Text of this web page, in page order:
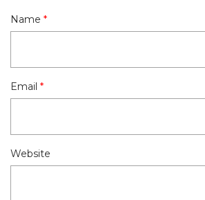
Name *
Email *
Website